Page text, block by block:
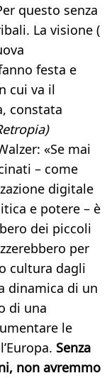
questo senza
La visione (
festa e
cui va il
constata
«Se mai
– come
digitale
e potere – è
dei piccoli
per
cultura dagli
dinamica di un
di una
le
Senza
non avremmo